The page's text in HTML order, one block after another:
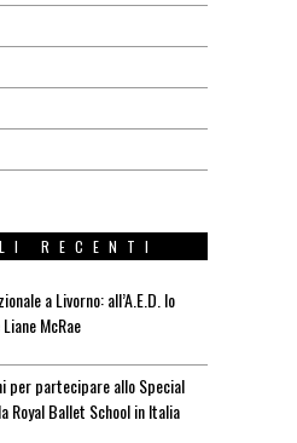
RECENTI
a Livorno: all’A.E.D. lo
McRae
per partecipare allo Special
Royal Ballet School in Italia